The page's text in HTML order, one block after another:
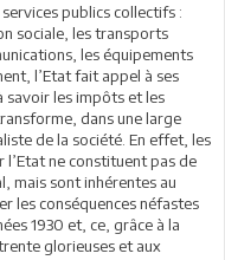
publics collectifs :
sociale, les transports
les équipements
l’Etat fait appel à ses
savoir les impôts et les
dans une large
de la société. En effet, les
ne constituent pas de
mais sont inhérentes au
les conséquences néfastes
1930 et, ce, grâce à la
glorieuses et aux